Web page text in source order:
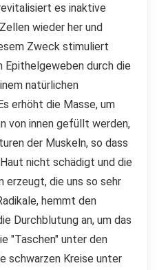
es inaktive
wieder her und
Zweck stimuliert
Epithelgeweben durch die
natürlichen
erhöht die Masse, um
von innen gefüllt werden,
der Muskeln, so dass
nicht schädigt und die
erzeugt, die uns so sehr
hemmt den
Durchblutung an, um das
"Taschen" unter den
schwarzen Kreise unter